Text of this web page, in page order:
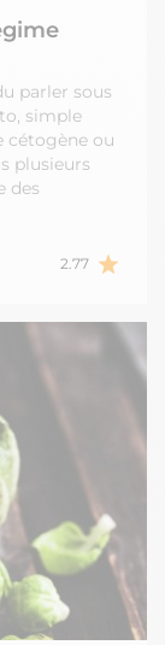
parler sous
simple
cétogène ou
plusieurs
des
2.77